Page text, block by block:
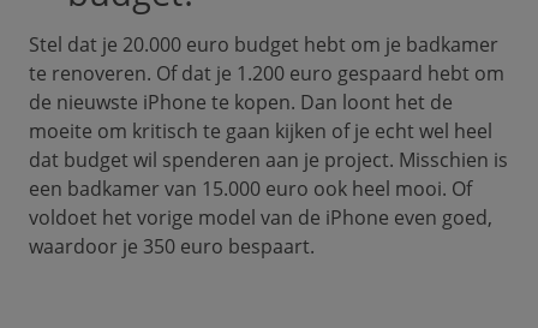
Stel dat je 20.000 euro budget hebt om je badkamer
te renoveren. Of dat je 1.200 euro gespaard hebt om
de nieuwste iPhone te kopen. Dan loont het de
moeite om kritisch te gaan kijken of je echt wel heel
dat budget wil spenderen aan je project. Misschien is
een badkamer van 15.000 euro ook heel mooi. Of
voldoet het vorige model van de iPhone even goed,
waardoor je 350 euro bespaart.